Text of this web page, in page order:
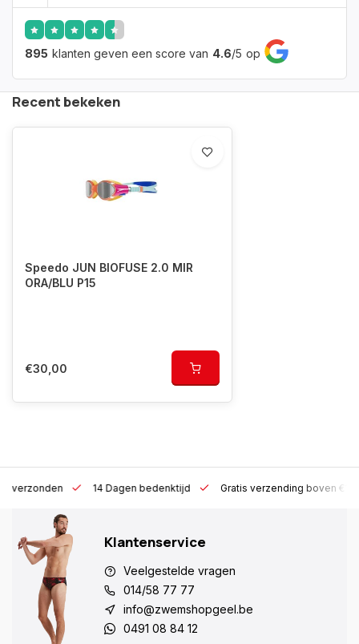
895 klanten geven een score van 4.6/5 op
Recent bekeken
Speedo JUN BIOFUSE 2.0 MIR
ORA/BLU P15
€30,00
h verzonden 14 Dagen bedenktijd Gratis verzending boven
Klantenservice
Veelgestelde vragen
014/58 77 77
info@zwemshopgeel.be
0491 08 84 12